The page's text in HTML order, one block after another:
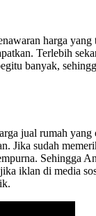
harga
Terlebih
banyak,
jual rumah
Jika sudah
iklan di media